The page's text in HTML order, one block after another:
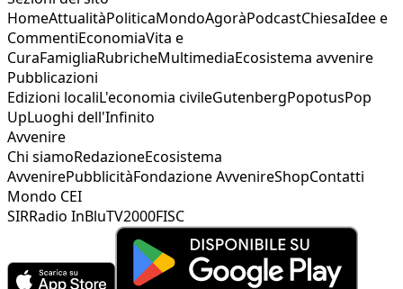
HomeAttualitàPoliticaMondoAgoràPodcastChiesaIdee e
CommentiEconomiaVita e
CuraFamigliaRubricheMultimediaEcosistema avvenire
Pubblicazioni
Edizioni localiL'economia civileGutenbergPopotusPop
UpLuoghi dell'Infinito
Avvenire
Chi siamoRedazioneEcosistema
AvvenirePubblicitàFondazione AvvenireShopContatti
Mondo CEI
SIRRadio InBluTV2000FISC